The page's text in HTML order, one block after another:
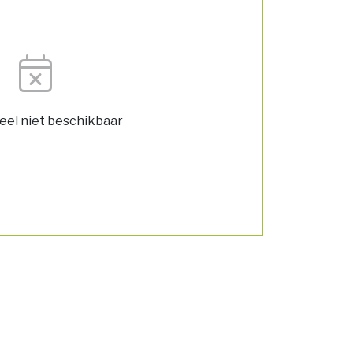
niet beschikbaar